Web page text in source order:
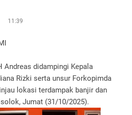
11:39
Andreas didampingi Kepala
Rizki serta unsur Forkopimda
lokasi terdampak banjir dan
Jumat (31/10/2025).